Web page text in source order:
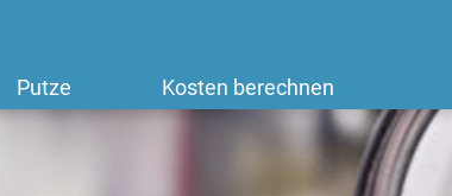
Putze Kosten berechnen